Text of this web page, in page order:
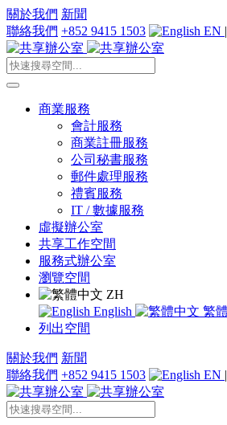
關於我們 新聞
聯絡我們 +852 9415 1503 EN |
商業服務
會計服務
商業註冊服務
公司秘書服務
郵件處理服務
禮賓服務
IT / 數據服務
虛擬辦公室
共享工作空間
服務式辦公室
瀏覽空間
ZH
English
繁
列出空間
關於我們 新聞
聯絡我們 +852 9415 1503 EN |